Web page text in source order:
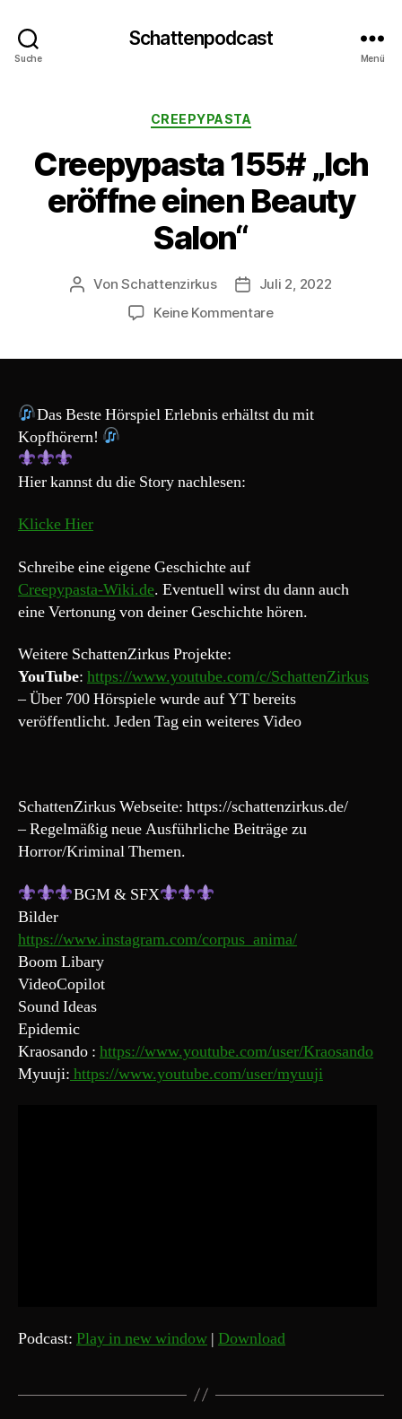
Suche
Schattenpodcast
Menü
Kategorien
CREEPYPASTA
Creepypasta 155# „Ich
eröffne einen Beauty
Salon“
Beitragsautor
VonSchattenzirkus Beitragsdatum
Juli 2, 2022
Keine Kommentarezu
einen
Das Beste Hörspiel Erlebnis erhältst du mit
Kopfhörern!
Hier kannst du die Story nachlesen:
Klicke Hier
Schreibe eine eigene Geschichte auf
Creepypasta-Wiki.de. Eventuell wirst du dann auch
eine Vertonung von deiner Geschichte hören.
Weitere SchattenZirkus Projekte:
YouTube: https://www.youtube.com/c/SchattenZirkus
– Über 700 Hörspiele wurde auf YT bereits
veröffentlicht. Jeden Tag ein weiteres Video
SchattenZirkus Webseite: https://schattenzirkus.de/
– Regelmäßig neue Ausführliche Beiträge zu
Horror/Kriminal Themen.
BGM & SFX
Bilder
https://www.instagram.com/corpus_anima/
Boom Libary
VideoCopilot
Sound Ideas
Epidemic
Kraosando : https://www.youtube.com/user/Kraosando
Myuuji: https://www.youtube.com/user/myuuji
Podcast: Play in new window | Download